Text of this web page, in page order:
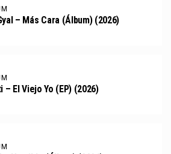
– Más Cara (Álbum) (2026)
– El Viejo Yo (EP) (2026)